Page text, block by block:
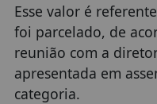
Esse valor é
foi parcelado, de
reunião com a
apresentada em
categoria.